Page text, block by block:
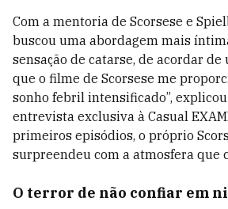
Com a mentoria de Scorsese e
buscou uma abordagem mais
sensação de catarse, de acordar de
que o filme de Scorsese me
sonho febril intensificado”,
entrevista exclusiva à Casual
primeiros episódios, o próprio
surpreendeu com a atmosfera que
O terror de não confiar em